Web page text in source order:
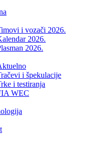
i vozači 2026.
2026.
2026.
i špekulacije
i testiranja
WEC